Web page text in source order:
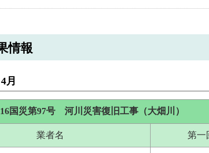
情報
月
国災第97号 河川災害復旧工事（大畑川）
業者名 第一